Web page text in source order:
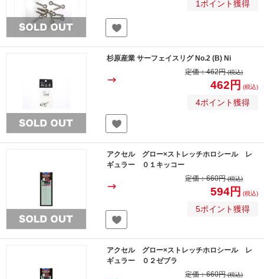
1ポイント獲得
杉原産業 サーフェイスリグ No.2 (B) Ni
定価：462円(税込)
462円 (税込)
4ポイント獲得
アクセル グロー×ストレッチホロシール レ
ギュラー ０１キッコー
定価：660円(税込)
594円 (税込)
5ポイント獲得
アクセル グロー×ストレッチホロシール レ
ギュラー ０２ゼブラ
定価：660円(税込)